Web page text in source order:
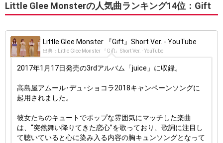
Little Glee Monsterの人気曲ランキング14位：Gift
Little Glee Monster 『Gift』Short Ver. - YouTube
出典：Little Glee Monster 『Gift』Short Ver. - YouTube
2017年1月17日発売の3rdアルバム「juice」に収録。
高島屋アムール･デュ･ショコラ2018キャンペーンソングに
起用されました。
彼女たちのキュートでポップな雰囲気にマッチした楽曲
は、“突然舞い降りてきた恋心”を歌っており、歌詞に注目し
て聴いていると心に染み入る内容の胸キュンソングとなって